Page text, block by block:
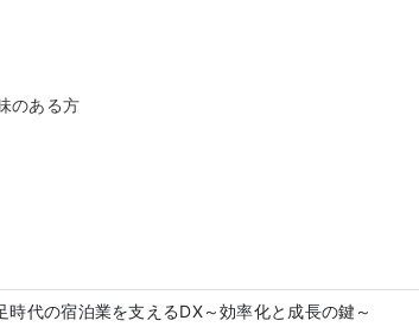
のある方
時代の宿泊業を支えるDX～効率化と成長の鍵～